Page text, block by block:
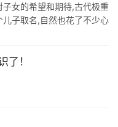
女的希望和期待,古代极重
子取名,自然也花了不少心
了！